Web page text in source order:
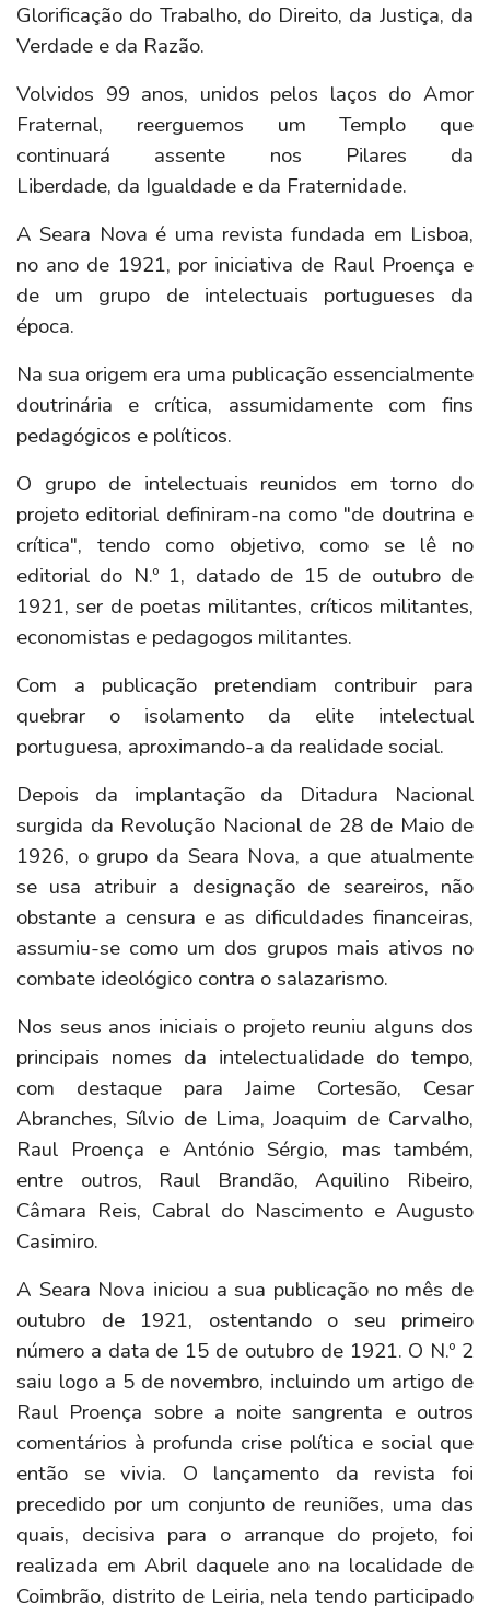
Glorificação do Trabalho, do Direito, da Justiça, da
Verdade e da Razão.
Volvidos 99 anos, unidos pelos laços do Amor
Fraternal, reerguemos um Templo que
continuará assente nos Pilares da
Liberdade, da Igualdade e da Fraternidade.
A Seara Nova é uma revista fundada em Lisboa,
no ano de 1921, por iniciativa de Raul Proença e
de um grupo de intelectuais portugueses da
época.
Na sua origem era uma publicação essencialmente
doutrinária e crítica, assumidamente com fins
pedagógicos e políticos.
O grupo de intelectuais reunidos em torno do
projeto editorial definiram-na como "de doutrina e
crítica", tendo como objetivo, como se lê no
editorial do N.º 1, datado de 15 de outubro de
1921, ser de poetas militantes, críticos militantes,
economistas e pedagogos militantes.
Com a publicação pretendiam contribuir para
quebrar o isolamento da elite intelectual
portuguesa, aproximando-a da realidade social.
Depois da implantação da Ditadura Nacional
surgida da Revolução Nacional de 28 de Maio de
1926, o grupo da Seara Nova, a que atualmente
se usa atribuir a designação de seareiros, não
obstante a censura e as dificuldades financeiras,
assumiu-se como um dos grupos mais ativos no
combate ideológico contra o salazarismo.
Nos seus anos iniciais o projeto reuniu alguns dos
principais nomes da intelectualidade do tempo,
com destaque para Jaime Cortesão, Cesar
Abranches, Sílvio de Lima, Joaquim de Carvalho,
Raul Proença e António Sérgio, mas também,
entre outros, Raul Brandão, Aquilino Ribeiro,
Câmara Reis, Cabral do Nascimento e Augusto
Casimiro.
A Seara Nova iniciou a sua publicação no mês de
outubro de 1921, ostentando o seu primeiro
número a data de 15 de outubro de 1921. O N.º 2
saiu logo a 5 de novembro, incluindo um artigo de
Raul Proença sobre a noite sangrenta e outros
comentários à profunda crise política e social que
então se vivia. O lançamento da revista foi
precedido por um conjunto de reuniões, uma das
quais, decisiva para o arranque do projeto, foi
realizada em Abril daquele ano na localidade de
Coimbrão, distrito de Leiria, nela tendo participado